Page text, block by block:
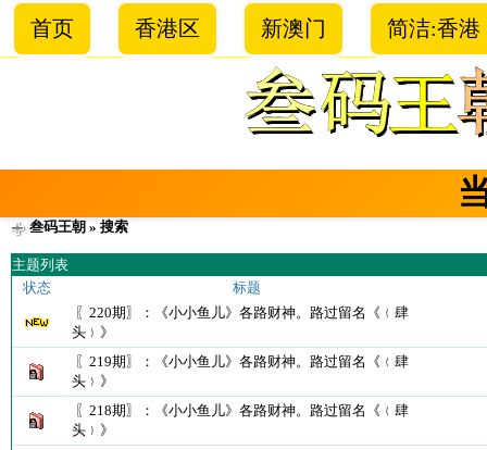
首页 香港区 新澳门 简洁:香港
叁码王朝 » 搜索
主题列表
状态
标题
〖220期〗：《小小鱼儿》各路财神。路过留名《﹛肆
头﹜》
〖219期〗：《小小鱼儿》各路财神。路过留名《﹛肆
头﹜》
〖218期〗：《小小鱼儿》各路财神。路过留名《﹛肆
头﹜》